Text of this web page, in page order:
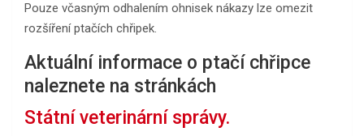
Pouze včasným odhalením ohnisek nákazy lze omezit
rozšíření ptačích chřipek.
Aktuální informace o ptačí chřipce
naleznete na stránkách
Státní veterinární správy.